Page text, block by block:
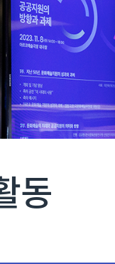
동